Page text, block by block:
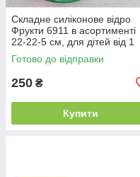
Складне силіконове відро
Фрукти 6911 в асортименті
22-22-5 см, для дітей від 1
року
Готово до відправки
250 ₴
Купити